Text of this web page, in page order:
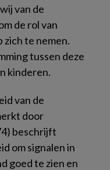
van de
de rol van
te nemen.
tussen deze
kinderen.
van de
door
beschrijft
om signalen in
goed te zien en